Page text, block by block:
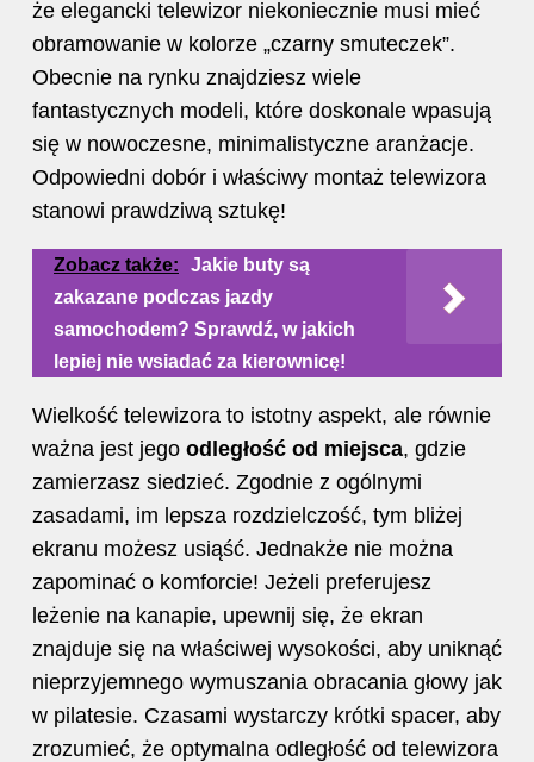
że elegancki telewizor niekoniecznie musi mieć
obramowanie w kolorze „czarny smuteczek”.
Obecnie na rynku znajdziesz wiele
fantastycznych modeli, które doskonale wpasują
się w nowoczesne, minimalistyczne aranżacje.
Odpowiedni dobór i właściwy montaż telewizora
stanowi prawdziwą sztukę!
Zobacz także:
Jakie buty są
zakazane podczas jazdy
samochodem? Sprawdź, w jakich
lepiej nie wsiadać za kierownicę!
Wielkość telewizora to istotny aspekt, ale równie
ważna jest jego odległość od miejsca, gdzie
zamierzasz siedzieć. Zgodnie z ogólnymi
zasadami, im lepsza rozdzielczość, tym bliżej
ekranu możesz usiąść. Jednakże nie można
zapominać o komforcie! Jeżeli preferujesz
leżenie na kanapie, upewnij się, że ekran
znajduje się na właściwej wysokości, aby uniknąć
nieprzyjemnego wymuszania obracania głowy jak
w pilatesie. Czasami wystarczy krótki spacer, aby
zrozumieć, że optymalna odległość od telewizora